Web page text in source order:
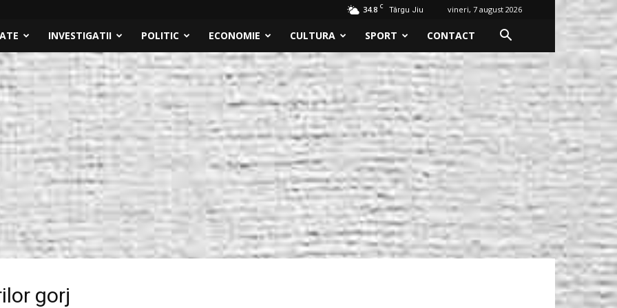
34.8 C Târgu Jiu vineri, 7 august 2026
INVESTIGATII POLITIC ECONOMIE CULTURA SPORT CONTACT
gorj